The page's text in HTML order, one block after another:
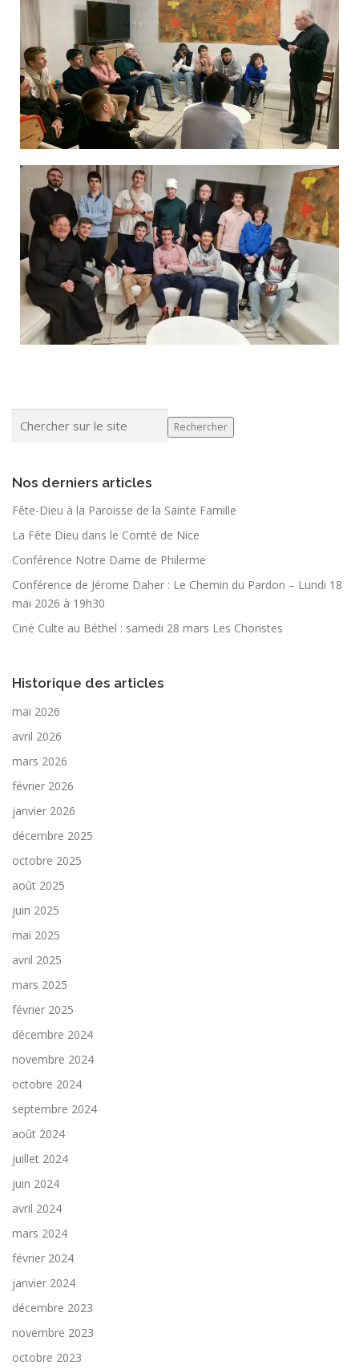
Rechercher
Nos derniers articles
Fête-Dieu à la Paroisse de la Sainte Famille
La Fête Dieu dans le Comté de Nice
Conférence Notre Dame de Philerme
Conférence de Jérome Daher : Le Chemin du Pardon – Lundi 18
mai 2026 à 19h30
Ciné Culte au Béthel : samedi 28 mars Les Choristes
Historique des articles
mai 2026
avril 2026
mars 2026
février 2026
janvier 2026
décembre 2025
octobre 2025
août 2025
juin 2025
mai 2025
avril 2025
mars 2025
février 2025
décembre 2024
novembre 2024
octobre 2024
septembre 2024
août 2024
juillet 2024
juin 2024
avril 2024
mars 2024
février 2024
janvier 2024
décembre 2023
novembre 2023
octobre 2023